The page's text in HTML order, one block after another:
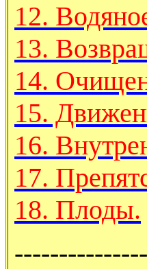
12.
13.
14.
15.
16.
17.
18. Плоды.